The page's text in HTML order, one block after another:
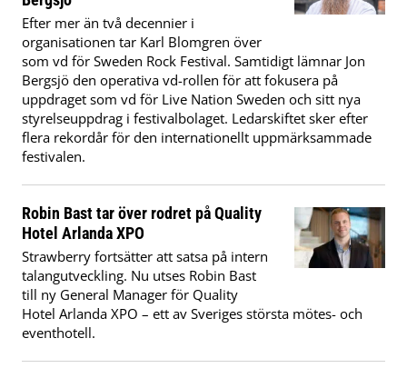
Efter mer än två decennier i
organisationen tar Karl Blomgren över
som vd för Sweden Rock Festival. Samtidigt lämnar Jon
Bergsjö den operativa vd-rollen för att fokusera på
uppdraget som vd för Live Nation Sweden och sitt nya
styrelseuppdrag i festivalbolaget. Ledarskiftet sker efter
flera rekordår för den internationellt uppmärksammade
festivalen.
Robin Bast tar över rodret på Quality
Hotel Arlanda XPO
Strawberry fortsätter att satsa på intern
talangutveckling. Nu utses Robin Bast
till ny General Manager för Quality
Hotel Arlanda XPO – ett av Sveriges största mötes- och
eventhotell.